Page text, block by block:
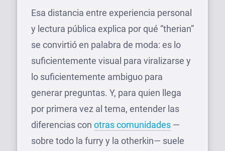
Esa distancia entre experiencia personal
y lectura pública explica por qué “therian”
se convirtió en palabra de moda: es lo
suficientemente visual para viralizarse y
lo suficientemente ambiguo para
generar preguntas. Y, para quien llega
por primera vez al tema, entender las
diferencias con otras comunidades —
sobre todo la furry y la otherkin— suele